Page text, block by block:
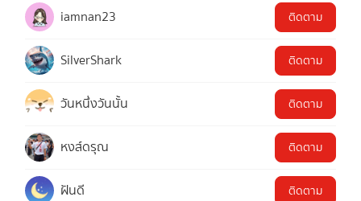
iamnan23 ติดตาม
SilverShark ติดตาม
วันหนึ่งวันนั้น ติดตาม
หงส์ดรุณ ติดตาม
ฝันดี ติดตาม